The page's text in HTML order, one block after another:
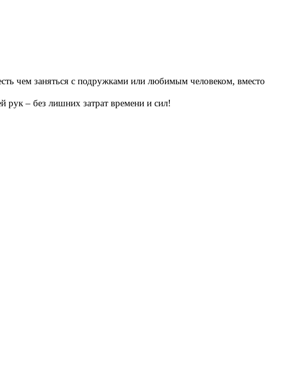
чем заняться с подружками или любимым человеком, вместо
рук – без лишних затрат времени и сил!